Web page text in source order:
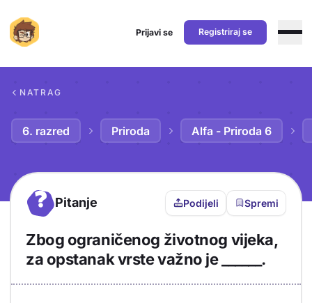
Prijavi se Registriraj se
NATRAG
6. razred Priroda Alfa - Priroda 6
? Pitanje Podijeli Spremi
Zbog ograničenog životnog vijeka,
za opstanak vrste važno je ______.